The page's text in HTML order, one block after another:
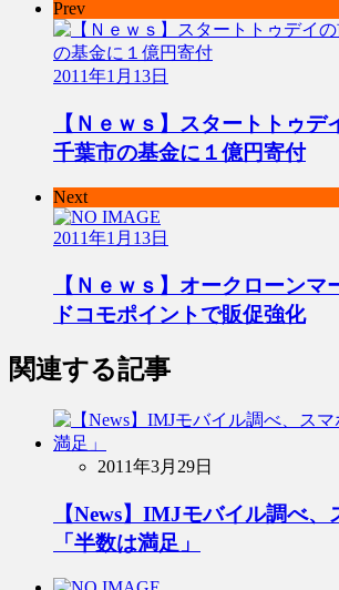
Prev
2011年1月13日
【Ｎｅｗｓ】スタートトゥデ
千葉市の基金に１億円寄付
Next
2011年1月13日
【Ｎｅｗｓ】オークローンマ
ドコモポイントで販促強化
関連する記事
2011年3月29日
【News】IMJモバイル調べ、
「半数は満足」